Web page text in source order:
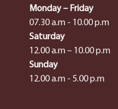
Monday – Friday
07.30 a.m - 10.00 p.m
Saturday
12.00 a.m – 10.00 p.m
Sunday
12.00 a.m - 5.00 p.m